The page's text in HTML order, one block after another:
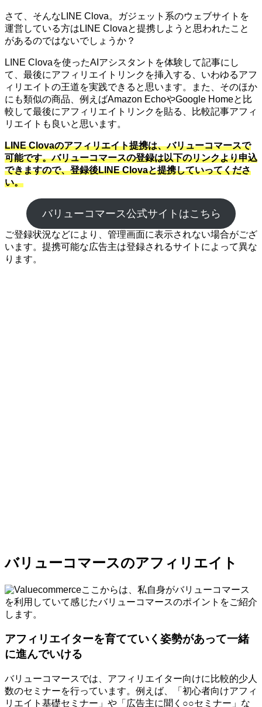
さて、そんなLINE Clova。ガジェット系のウェブサイトを
運営している方はLINE Clovaと提携しようと思われたこと
があるのではないでしょうか？
LINE Clovaを使ったAIアシスタントを体験して記事にし
て、最後にアフィリエイトリンクを挿入する、いわゆるアフ
ィリエイトの王道を実践できると思います。また、そのほか
にも類似の商品、例えばAmazon EchoやGoogle Homeと比
較して最後にアフィリエイトリンクを貼る、比較記事アフィ
リエイトも良いと思います。
LINE Clovaのアフィリエイト提携は、バリューコマースで
可能です。バリューコマースの登録は以下のリンクより申込
できますので、登録後LINE Clovaと提携していってくださ
い。
バリューコマース公式サイトはこちら
ご登録状況などにより、管理画面に表示されない場合がござ
います。提携可能な広告主は登録されるサイトによって異な
ります。
バリューコマースのアフィリエイト
ここからは、私自身がバリューコマース
を利用していて感じたバリューコマースのポイントをご紹介
します。
アフィリエイターを育てていく姿勢があって一緒
に進んでいける
バリューコマースでは、アフィリエイター向けに比較的少人
数のセミナーを行っています。例えば、「初心者向けアフィ
リエイト基礎セミナー」や「広告主に聞く○○セミナー」な